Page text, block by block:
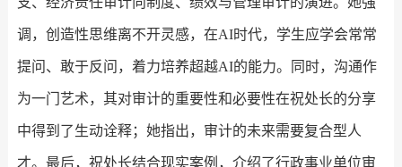
调，创造性思维离不开灵感，在AI时代，学生应学会常常
提问、敢于反问，着力培养超越AI的能力。同时，沟通作
为一门艺术，其对审计的重要性和必要性在祝处长的分享
中得到了生动诠释；她指出，审计的未来需要复合型人
才。最后，祝处长结合现实案例，介绍了行政事业单位审